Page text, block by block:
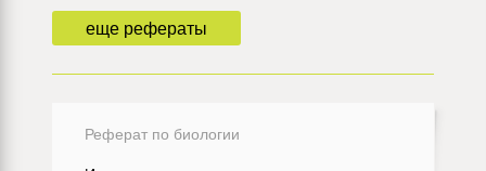
еще рефераты
Реферат по биологии